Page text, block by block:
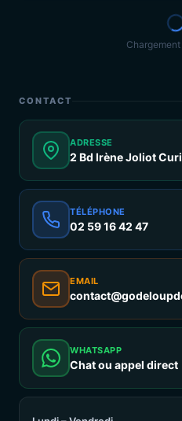
CONTACT
ADRESSE
2 Bd Irène Joliot
TÉLÉPHONE
02 59 16 42 47
EMAIL
WHATSAPP
Chat ou appel direct